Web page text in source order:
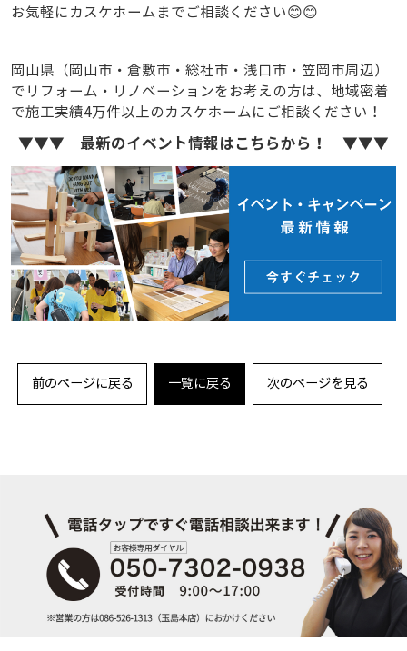
お気軽にカスケホームまでご相談ください😊😊
岡山県（岡山市・倉敷市・総社市・浅口市・笠岡市周辺）
でリフォーム・リノベーションをお考えの方は、地域密着
で施工実績4万件以上のカスケホームにご相談ください！
▼▼▼ 最新のイベント情報はこちらから！ ▼▼▼
前のページに戻る 一覧に戻る 次のページを見る